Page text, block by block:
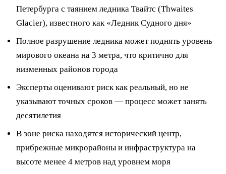
Петербурга с таянием ледника Твайтс (Thwaites
Glacier), известного как «Ледник Судного дня»
Полное разрушение ледника может поднять уровень
мирового океана на 3 метра, что критично для
низменных районов города
Эксперты оценивают риск как реальный, но не
указывают точных сроков — процесс может занять
десятилетия
В зоне риска находятся исторический центр,
прибрежные микрорайоны и инфраструктура на
высоте менее 4 метров над уровнем моря